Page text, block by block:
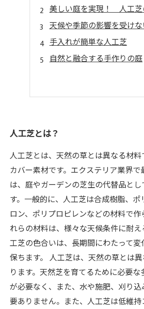
美しい庭を実現！ 人工
天候や季節の影響を受け
手入れが簡単な人工芝
自然と融合する手作りの庭
人工芝とは？
人工芝とは、天然の草とは異なる材
カバー素材です。エクステリア業界
は、庭やガーデンの芝生の代替品と
す。一般的に、人工芝は合成樹脂、ポ
ロン、ポリプロピレンなどの材料で作
れらの材料は、様々な天候条件に耐
工芝の色合いは、長期間にわたって変
保ちます。 人工芝は、天然の草とは
ります。天然芝を育てるために必要
が必要なく、また、水や施肥、刈り
要ありません。また、人工芝は低維